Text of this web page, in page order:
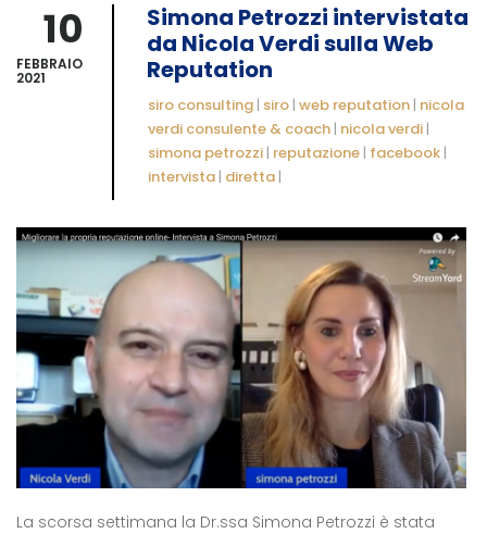
10
FEBBRAIO
2021
Simona Petrozzi intervistata
da Nicola Verdi sulla Web
Reputation
siro consulting | siro | web reputation | nicola
verdi consulente & coach | nicola verdi |
simona petrozzi | reputazione | facebook |
intervista | diretta |
La scorsa settimana la Dr.ssa Simona Petrozzi è stata